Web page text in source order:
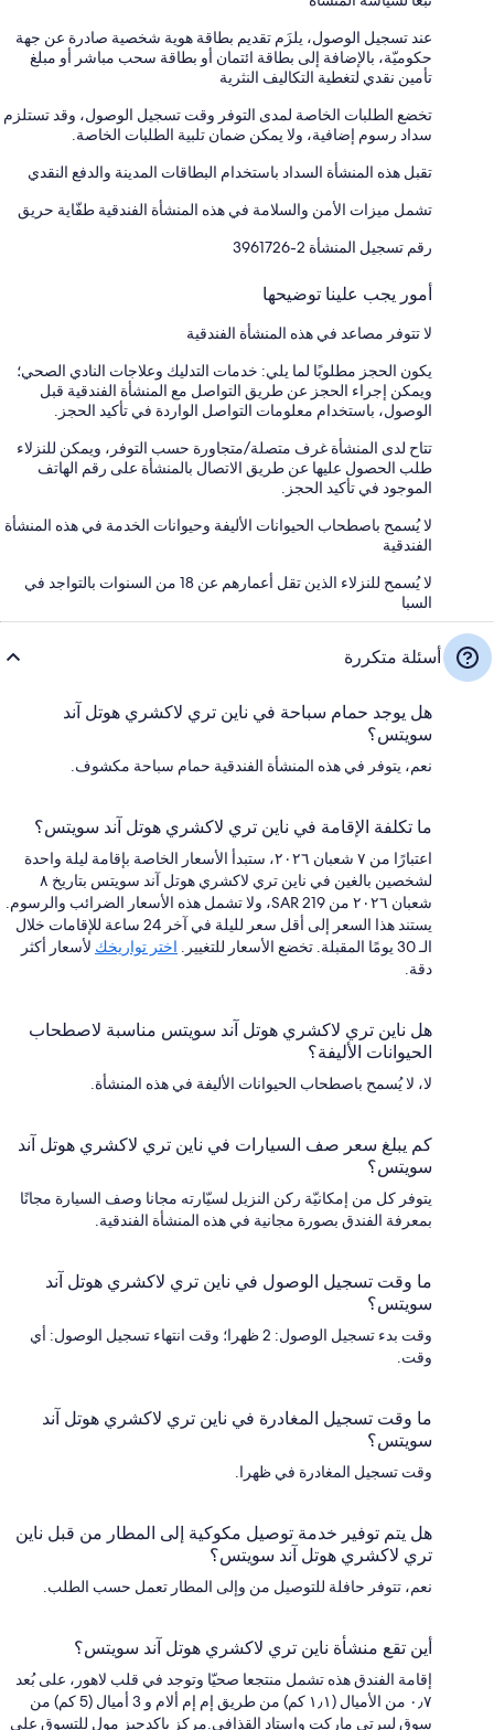
عند تسجيل الوصول، يلزَم تقديم بطاقة هوية شخصية صادرة عن جهة
حكوميّة، بالإضافة إلى بطاقة ائتمان أو بطاقة سحب مباشر أو مبلغ
تأمين نقدي لتغطية التكاليف النثرية
تخضع الطلبات الخاصة لمدى التوفر وقت تسجيل الوصول، وقد تستلزم
سداد رسوم إضافية، ولا يمكن ضمان تلبية الطلبات الخاصة.
تقبل هذه المنشأة السداد باستخدام البطاقات المدينة والدفع النقدي
تشمل ميزات الأمن والسلامة في هذه المنشأة الفندقية طفّاية حريق
رقم تسجيل المنشأة ⁦3961726-2⁩
أمور يجب علينا توضيحها
لا تتوفر مصاعد في هذه المنشأة الفندقية
يكون الحجز مطلوبًا لما يلي: خدمات التدليك وعلاجات النادي الصحي؛
ويمكن إجراء الحجز عن طريق التواصل مع المنشأة الفندقية قبل
الوصول، باستخدام معلومات التواصل الواردة في تأكيد الحجز.
تتاح لدى المنشأة غرف متصلة/متجاورة حسب التوفر، ويمكن للنزلاء
طلب الحصول عليها عن طريق الاتصال بالمنشأة على رقم الهاتف
الموجود في تأكيد الحجز.
لا يُسمح باصطحاب الحيوانات الأليفة وحيوانات الخدمة في هذه المنشأة
الفندقية
لا يُسمح للنزلاء الذين تقل أعمارهم عن 18 من السنوات بالتواجد في
السبا
أسئلة متكررة
هل يوجد حمام سباحة في ناين تري لاكشري هوتل آند
سويتس؟
نعم، يتوفر في هذه المنشأة الفندقية حمام سباحة مكشوف.
ما تكلفة الإقامة في ناين تري لاكشري هوتل آند سويتس؟
اعتبارًا من ٧ شعبان ٢٠٢٦، ستبدأ الأسعار الخاصة بإقامة ليلة واحدة
لشخصين بالغين في ناين تري لاكشري هوتل آند سويتس بتاريخ ٨
شعبان ٢٠٢٦ من SAR 219، ولا تشمل هذه الأسعار الضرائب والرسوم.
يستند هذا السعر إلى أقل سعر لليلة في آخر 24 ساعة للإقامات خلال
الـ 30 يومًا المقبلة. تخضع الأسعار للتغيير.
اختر تواريخك لأسعار أكثر
دقة.
هل ناين تري لاكشري هوتل آند سويتس مناسبة لاصطحاب
الحيوانات الأليفة؟
لا، لا يُسمح باصطحاب الحيوانات الأليفة في هذه المنشأة.
كم يبلغ سعر صف السيارات في ناين تري لاكشري هوتل آند
سويتس؟
يتوفر كل من إمكانيّة ركن النزيل لسيّارته مجانا وصف السيارة مجانًا
بمعرفة الفندق بصورة مجانية في هذه المنشأة الفندقية.
ما وقت تسجيل الوصول في ناين تري لاكشري هوتل آند
سويتس؟
وقت بدء تسجيل الوصول: 2 ظهرا؛ وقت انتهاء تسجيل الوصول: أي
وقت.
ما وقت تسجيل المغادرة في ناين تري لاكشري هوتل آند
سويتس؟
وقت تسجيل المغادرة في ظهرا.
هل يتم توفير خدمة توصيل مكوكية إلى المطار من قبل ناين
تري لاكشري هوتل آند سويتس؟
نعم، تتوفر حافلة للتوصيل من وإلى المطار تعمل حسب الطلب.
أين تقع منشأة ناين تري لاكشري هوتل آند سويتس؟
إقامة الفندق هذه تشمل منتجعا صحيّا وتوجد في قلب لاهور، على بُعد
٠٫٧ من الأميال (١٫١ كم) من طريق إم إم ألام و 3 أميال (5 كم) من
سوق ليبرتي ماركت واستاد القذافي.مركز باكدجيز مول للتسوق على